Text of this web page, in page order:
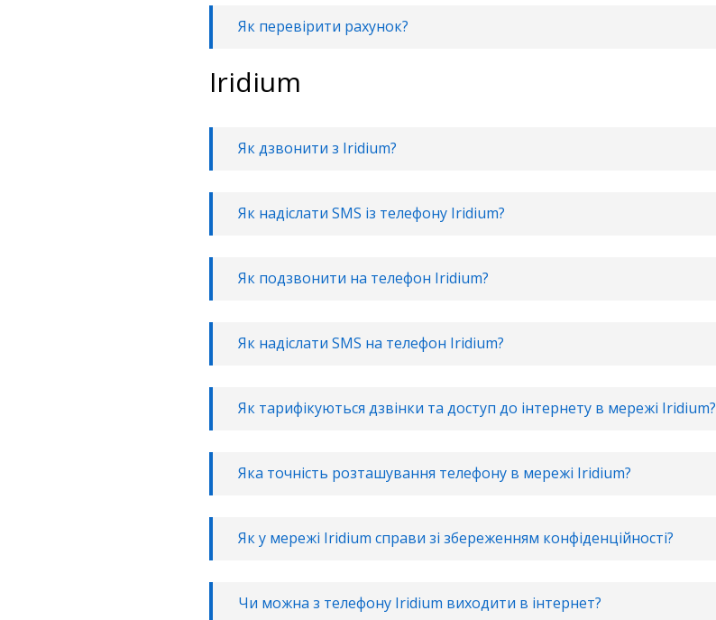
Як перевірити рахунок?
Iridium
Як дзвонити з Iridium?
Як надіслати SMS із телефону Iridium?
Як подзвонити на телефон Iridium?
Як надіслати SMS на телефон Iridium?
Як тарифікуються дзвінки та доступ до інтернету в мережі Iridium?
Яка точність розташування телефону в мережі Iridium?
Як у мережі Iridium справи зі збереженням конфіденційності?
Чи можна з телефону Iridium виходити в інтернет?